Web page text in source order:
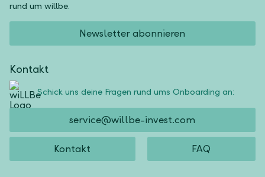
rund um willbe.
Newsletter abonnieren
Kontakt
Schick uns deine Fragen rund ums Onboarding an:
service@willbe-invest.com
Kontakt FAQ